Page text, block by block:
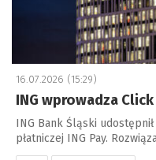
16.07.2026 (15:29)
ING wprowadza
ING Bank Śląski
płatniczej ING Pay.